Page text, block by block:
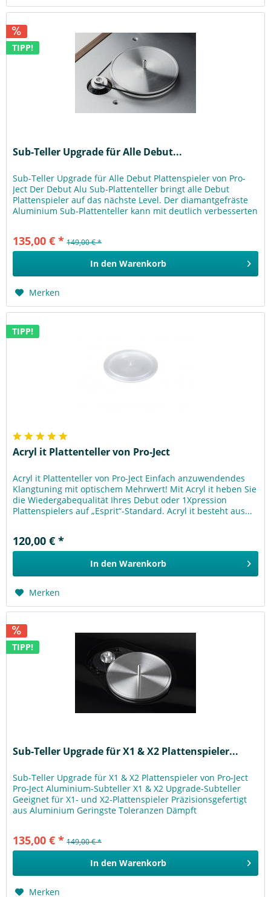
TIPP!
Sub-Teller Upgrade für Alle Debut...
Sub-Teller Upgrade für Alle Debut Plattenspieler von Pro-
Ject Der Debut Alu Sub-Plattenteller bringt alle Debut
Plattenspieler auf das nächste Level. Der diamantgefräste
Aluminium Sub-Plattenteller kann mit deutlich verbesserten
135,00 € * 149,00 € *
In den Warenkorb
Merken
TIPP!
Acryl it Plattenteller von Pro-Ject
Acryl it Plattenteller von Pro-Ject Einfach anzuwendendes
Klangtuning mit optischem Mehrwert! Mit Acryl it heben Sie
die Wiedergabequalität Ihres Debut oder 1Xpression
Plattenspielers auf „Esprit“-Standard. Acryl it besteht aus...
120,00 € *
In den Warenkorb
Merken
TIPP!
Sub-Teller Upgrade für X1 & X2 Plattenspieler...
Sub-Teller Upgrade für X1 & X2 Plattenspieler von Pro-Ject
Pro-Ject Aluminium-Subteller X1 & X2 Upgrade-Subteller
Geeignet für X1- und X2-Plattenspieler Präzisionsgefertigt
aus Aluminium Geringste Toleranzen Dämpft
135,00 € * 149,00 € *
In den Warenkorb
Merken